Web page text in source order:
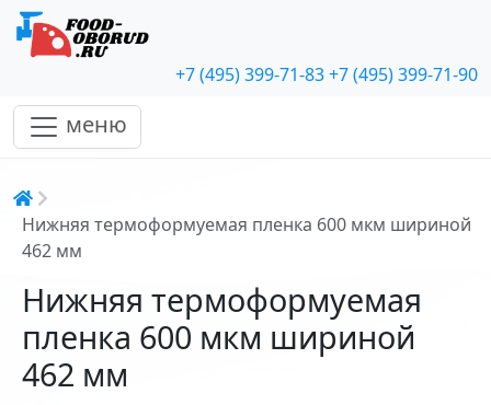
+7 (495) 399-71-83+7 (495) 399-71-90
меню
Строка навигации
Нижняя термоформуемая пленка 600 мкм шириной
462 мм
Нижняя термоформуемая
пленка 600 мкм шириной
462 мм